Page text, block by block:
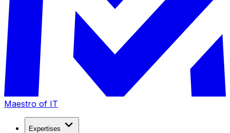
Maestro of IT
Expertises